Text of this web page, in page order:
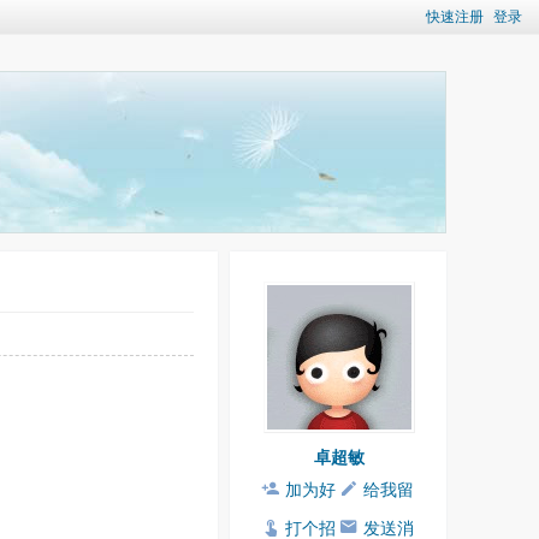
快速注册 登录
卓超敏
加为好
友
给我留
言
打个招 发送消